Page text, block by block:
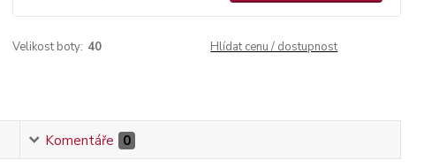
Velikost boty: 40 Hlídat cenu / dostupnost
Komentáře 0